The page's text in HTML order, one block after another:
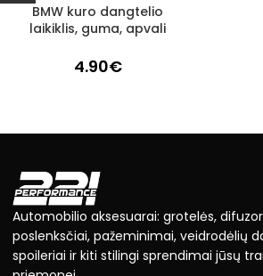
BMW kuro dangtelio
laikiklis, guma, apvali
4.90€
Automobilio aksesuarai: grotelės,
poslenksčiai, pažeminimai, veidrodėlių
spoileriai ir kiti stilingi sprendimai jūsų